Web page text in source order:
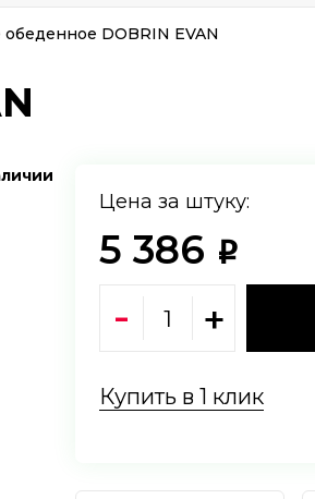
обеденное DOBRIN EVAN
Цена за штуку:
5 386 i
Купить в 1 клик